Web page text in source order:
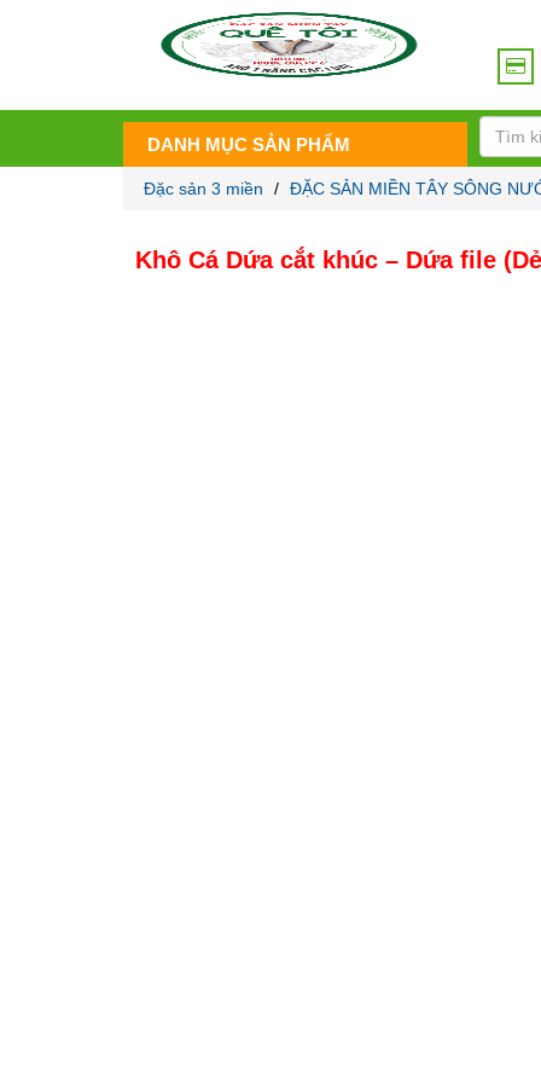
DANH MỤC SẢN PHẨM
Đặc sản 3 miền / ĐẶC SẢN MIỀN TÂY SÔNG
Khô Cá Dứa cắt khúc – Dứa file